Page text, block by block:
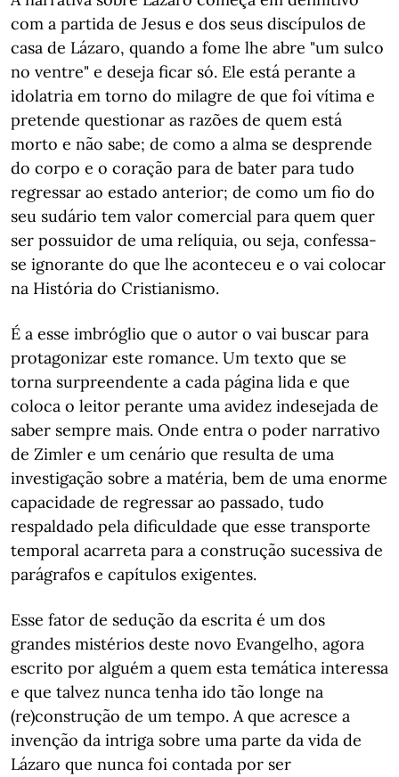
com a partida de Jesus e dos seus discípulos de
casa de Lázaro, quando a fome lhe abre "um sulco
no ventre" e deseja ficar só. Ele está perante a
idolatria em torno do milagre de que foi vítima e
pretende questionar as razões de quem está
morto e não sabe; de como a alma se desprende
do corpo e o coração para de bater para tudo
regressar ao estado anterior; de como um fio do
seu sudário tem valor comercial para quem quer
ser possuidor de uma relíquia, ou seja, confessa-
se ignorante do que lhe aconteceu e o vai colocar
na História do Cristianismo.
É a esse imbróglio que o autor o vai buscar para
protagonizar este romance. Um texto que se
torna surpreendente a cada página lida e que
coloca o leitor perante uma avidez indesejada de
saber sempre mais. Onde entra o poder narrativo
de Zimler e um cenário que resulta de uma
investigação sobre a matéria, bem de uma enorme
capacidade de regressar ao passado, tudo
respaldado pela dificuldade que esse transporte
temporal acarreta para a construção sucessiva de
parágrafos e capítulos exigentes.
Esse fator de sedução da escrita é um dos
grandes mistérios deste novo Evangelho, agora
escrito por alguém a quem esta temática interessa
e que talvez nunca tenha ido tão longe na
(re)construção de um tempo. A que acresce a
invenção da intriga sobre uma parte da vida de
Lázaro que nunca foi contada por ser